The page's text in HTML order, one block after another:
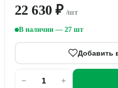
22 630 ₽ /шт
В наличии — 27 шт
Добавить
− +